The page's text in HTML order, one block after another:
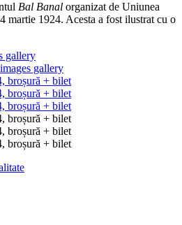
Bal Banal organizat de Uniunea
martie 1924. Acesta a fost ilustrat cu o
gallery
gallery